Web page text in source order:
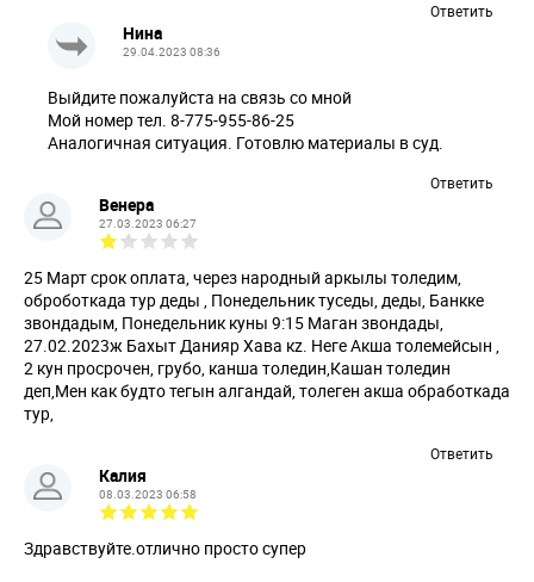
Ответить
Нина
29.04.2023 08:36
Выйдите пожалуйста на связь со мной
Мой номер тел. 8-775-955-86-25
Аналогичная ситуация. Готовлю материалы в суд.
Ответить
Венера
27.03.2023 06:27
25 Март срок оплата, через народный аркылы толедим,
оброботкада тур деды , Понедельник туседы, деды, Банкке
звондадым, Понедельник куны 9:15 Маган звондады,
27.02.2023ж Бахыт Данияр Хава кz. Неге Акша толемейсын ,
2 кун просрочен, грубо, канша толедин,Кашан толедин
деп,Мен как будто тегын алгандай, толеген акша обработкада
тур,
Ответить
Калия
08.03.2023 06:58
Здравствуйте.отлично просто супер